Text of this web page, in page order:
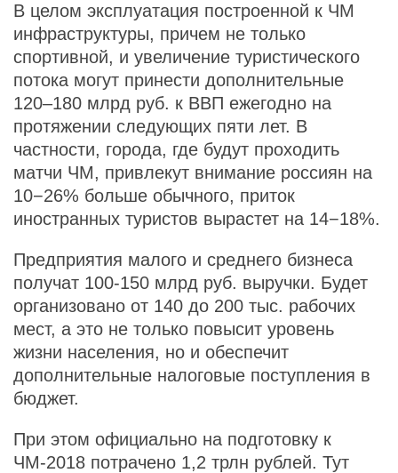
В целом эксплуатация построенной к ЧМ
инфраструктуры, причем не только
спортивной, и увеличение туристического
потока могут принести дополнительные
120–180 млрд руб. к ВВП ежегодно на
протяжении следующих пяти лет. В
частности, города, где будут проходить
матчи ЧМ, привлекут внимание россиян на
10−26% больше обычного, приток
иностранных туристов вырастет на 14−18%.
Предприятия малого и среднего бизнеса
получат 100-150 млрд руб. выручки. Будет
организовано от 140 до 200 тыс. рабочих
мест, а это не только повысит уровень
жизни населения, но и обеспечит
дополнительные налоговые поступления в
бюджет.
При этом официально на подготовку к
ЧМ-2018 потрачено 1,2 трлн рублей. Тут